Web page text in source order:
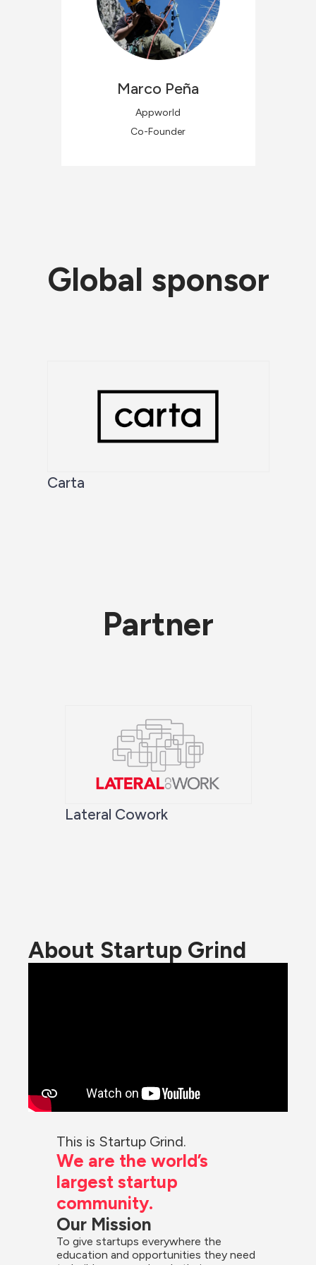
Marco Peña
Appworld
Co-Founder
Global sponsor
Carta
Partner
Lateral Cowork
About Startup Grind
This is Startup Grind.
We are the world’s
largest startup
community.
Our Mission
To give startups everywhere the
education and opportunities they need